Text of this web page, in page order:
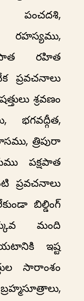
రహస్యము,
రహిత
ప్రవచనాలు
శ్రవణం
భగవద్గీత,
త్రిపురా
పక్షపాత
ప్రవచనాలు
బిల్డింగ్
మంది
ఇష్ట
సారాంశం